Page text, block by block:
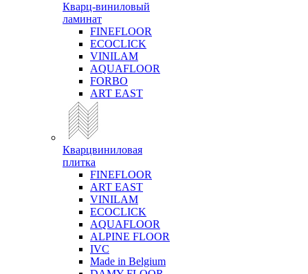
Кварц-виниловый
ламинат
FINEFLOOR
ECOCLICK
VINILAM
AQUAFLOOR
FORBO
ART EAST
Кварцвиниловая
плитка
FINEFLOOR
ART EAST
VINILAM
ECOCLICK
AQUAFLOOR
ALPINE FLOOR
IVC
Made in Belgium